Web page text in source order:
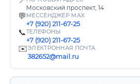
Московский проспект, 14
💬 МЕССЕНДЖЕР MAX
+7 (920) 211-67-25
📞ТЕЛЕФОНЫ
+7 (920) 211-67-25
✉️ЭЛЕКТРОННАЯ ПОЧТА
382652@mail.ru